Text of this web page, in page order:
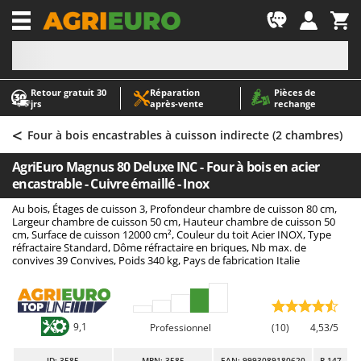
Retour gratuit 30
jrs
Réparation
après‑vente
Pièces de
rechange
-1
A
Abris de jardin
Accessoires pour tracteurs tondeuses autoportés
Aérateurs Scarificateurs pour gazon
Arracheuses de pommes de terre pour tracteur
Aspirateurs - Balais Électriques
Aspirateurs à cendres
Aspirateurs à feuilles sur roues
Aspirateurs Multifonctions
Atomiseurs agricoles pour tracteurs
A
AgriEuro Premium
AgriEuro TOP-LINE
AGT
Aima
Airmec
AL-KO
Alce
Alpina
< Four à bois encastrables à cuisson indirecte (2 chambres)
AgriEuro Magnus 80 Deluxe INC - Four à bois en acier
encastrable - Cuivre émaillé - Inox
Au bois, Étages de cuisson 3, Profondeur chambre de cuisson 80 cm,
Largeur chambre de cuisson 50 cm, Hauteur chambre de cuisson 50
cm, Surface de cuisson 12000 cm², Couleur du toit Acier INOX, Type
réfractaire Standard, Dôme réfractaire en briques, Nb max. de
convives 39 Convives, Poids 340 kg, Pays de fabrication Italie
9,1 Professionnel (10) 4,53/5